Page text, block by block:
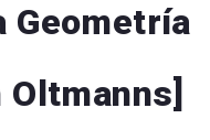
Geometría